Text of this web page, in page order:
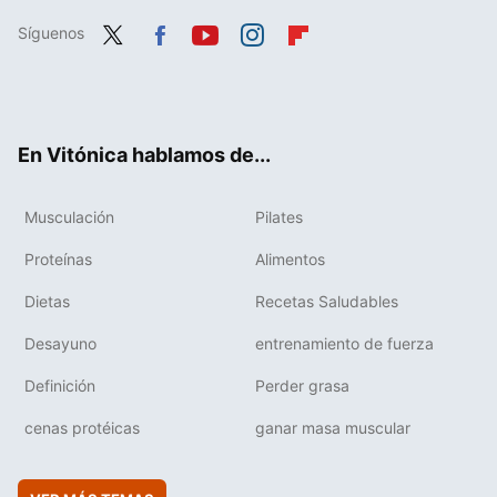
Síguenos
En Vitónica hablamos de...
Musculación Pilates
Proteínas Alimentos
Dietas Recetas Saludables
Desayuno entrenamiento de fuerza
Definición Perder grasa
cenas protéicas ganar masa muscular